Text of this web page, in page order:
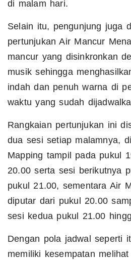
di malam hari.
Selain itu, pengunjung juga
pertunjukan Air Mancur
mancur yang disinkronkan
musik sehingga
indah dan penuh warna di
waktu yang sudah
Rangkaian pertunjukan ini
dua sesi setiap malamnya,
Mapping tampil pada pukul
20.00 serta sesi berikutnya
pukul 21.00, sementara Air
diputar dari pukul 20.00
sesi kedua pukul 21.00
Dengan pola jadwal seperti
memiliki kesempatan